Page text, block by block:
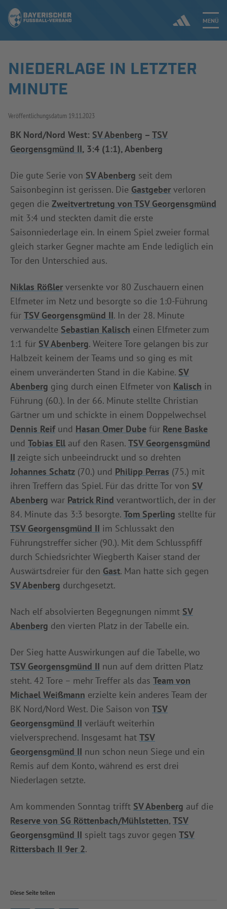
MENÜ
Jetzt einloggen
SPIELBETRIEB & VERBANDSLEBEN
AUSBILDUNG & FÖRDERUNG
DER VERBAND
INFOTHEK SPIELPLUS
NIEDERLAGE IN LETZTER
MINUTE
Veröffentlichungsdatum 19.11.2023
BK Nord/Nord West: SV Abenberg – TSV
Georgensgmünd II, 3:4 (1:1), Abenberg
Die gute Serie von SV Abenberg seit dem
Saisonbeginn ist gerissen. Die Gastgeber verloren
gegen die Zweitvertretung von TSV Georgensgmünd
mit 3:4 und steckten damit die erste
Saisonniederlage ein. In einem Spiel zweier formal
gleich starker Gegner machte am Ende lediglich ein
Tor den Unterschied aus.
Niklas Rößler versenkte vor 80 Zuschauern einen
Elfmeter im Netz und besorgte so die 1:0-Führung
für TSV Georgensgmünd II. In der 28. Minute
verwandelte Sebastian Kalisch einen Elfmeter zum
1:1 für SV Abenberg. Weitere Tore gelangen bis zur
Halbzeit keinem der Teams und so ging es mit
einem unveränderten Stand in die Kabine. SV
Abenberg ging durch einen Elfmeter von Kalisch in
Führung (60.). In der 66. Minute stellte Christian
Gärtner um und schickte in einem Doppelwechsel
Dennis Reifund Hasan Omer Dube für Rene Baske
und Tobias Ell auf den Rasen. TSV Georgensgmünd
II zeigte sich unbeeindruckt und so drehten
Johannes Schatz (70.) und Philipp Perras (75.) mit
ihren Treffern das Spiel. Für das dritte Tor von SV
Abenberg war Patrick Rind verantwortlich, der in der
84. Minute das 3:3 besorgte. Tom Sperling stellte für
TSV Georgensgmünd II im Schlussakt den
Führungstreffer sicher (90.). Mit dem Schlusspfiff
durch Schiedsrichter Wiegberth Kaiser stand der
Auswärtsdreier für den Gast. Man hatte sich gegen
SV Abenberg durchgesetzt.
Nach elf absolvierten Begegnungen nimmt SV
Abenberg den vierten Platz in der Tabelle ein.
Der Sieg hatte Auswirkungen auf die Tabelle, wo
TSV Georgensgmünd II nun auf dem dritten Platz
steht. 42 Tore – mehr Treffer als das Team von
Michael Weißmann erzielte kein anderes Team der
BK Nord/Nord West. Die Saison von TSV
Georgensgmünd II verläuft weiterhin
vielversprechend. Insgesamt hat TSV
Georgensgmünd II nun schon neun Siege und ein
Remis auf dem Konto, während es erst drei
Niederlagen setzte.
Am kommenden Sonntag trifft SV Abenberg auf die
Reserve von SG Röttenbach/Mühlstetten, TSV
Georgensgmünd II spielt tags zuvor gegen TSV
Rittersbach II 9er 2.
Diese Seite teilen